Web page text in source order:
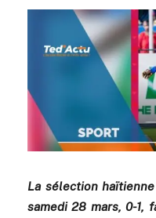
La sélection
samedi 28 mars, 0-1,